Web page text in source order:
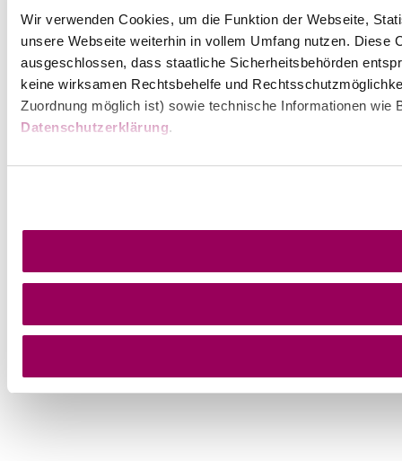
Wir verwenden Cookies, um die Funktion der Webseite,
unsere Webseite weiterhin in vollem Umfang nutzen.
ausgeschlossen, dass staatliche Sicherheitsbehörden
keine wirksamen Rechtsbehelfe und
Zuordnung möglich ist) sowie technische Informationen
Datenschutzerklärung.